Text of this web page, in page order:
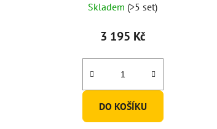
Skladem (>5 set)
3 195 Kč
DO KOŠÍKU